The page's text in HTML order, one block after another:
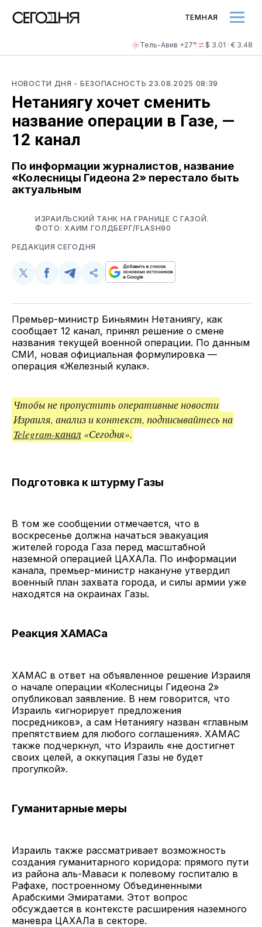
Тель-Авив +27° $ 3.01 · € 3.48
ТЕМНАЯ
НОВОСТИ ДНЯ - БЕЗОПАСНОСТЬ 23.08.2025 08:39
Нетаниягу хочет сменить
название операции в Газе, —
12 канал
По информации журналистов, название
«Колесницы Гидеона 2» перестало быть
актуальным
ИЗРАИЛЬСКИЙ ТАНК НА ГРАНИЦЕ С ГАЗОЙ.
ФОТО: ХАИМ ГОЛДБЕРГ/FLASH90
РЕДАКЦИЯ СЕГОДНЯ
Поделиться
Twitter
Поделиться
Facebook
Поделиться
Telegram
Скопируйте
поделитесь
ссылкой
Премьер-министр Биньямин Нетаниягу, как
сообщает 12 канал, принял решение о смене
названия текущей военной операции. По данным
СМИ, новая официальная формулировка —
операция «Железный кулак».
Чтобы не пропустить оперативные новости
Израиля, анализ и контекст, подписывайтесь на
Telegram-канал «Сегодня».
Подготовка к штурму Газы
В том же сообщении отмечается, что в
воскресенье должна начаться эвакуация
жителей города Газа перед масштабной
наземной операцией ЦАХАЛа. По информации
канала, премьер-министр накануне утвердил
военный план захвата города, и силы армии уже
находятся на окраинах Газы.
Реакция ХАМАСа
ХАМАС в ответ на объявленное решение Израиля
о начале операции «Колесницы Гидеона 2»
опубликовал заявление. В нем говорится, что
Израиль «игнорирует предложения
посредников», а сам Нетаниягу назван «главным
препятствием для любого соглашения». ХАМАС
также подчеркнул, что Израиль «не достигнет
своих целей, а оккупация Газы не будет
прогулкой».
Гуманитарные меры
Израиль также рассматривает возможность
создания гуманитарного коридора: прямого пути
из района аль-Маваси к полевому госпиталю в
Рафахе, построенному Объединенными
Арабскими Эмиратами. Этот вопрос
обсуждается в контексте расширения наземного
маневра ЦАХАЛа в секторе.